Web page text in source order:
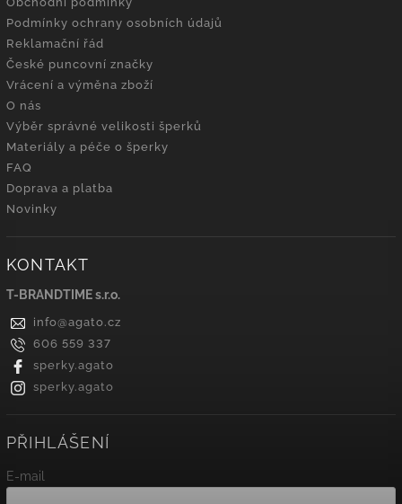
Podmínky ochrany osobních údajů
Reklamační řád
České puncovní značky
Vrácení a výměna zboží
O nás
Výběr správné velikosti šperků
Materiály a péče o šperky
FAQ
Doprava a platba
Novinky
KONTAKT
T-BRANDTIME s.r.o.
info@agato.cz
606 559 337
sperky.agato
sperky.agato
PŘIHLÁŠENÍ
E-mail